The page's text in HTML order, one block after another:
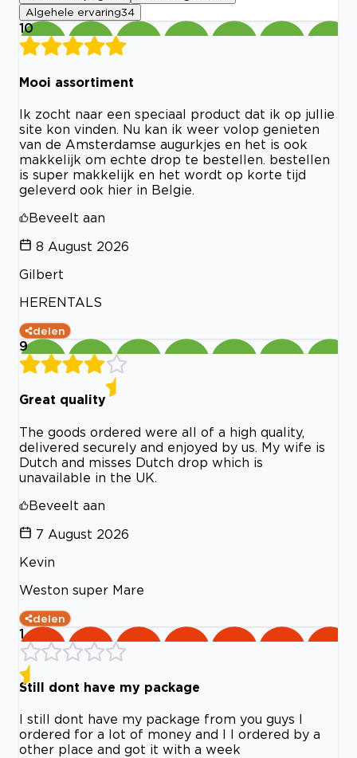
Algehele ervaring34
10
Mooi assortiment
Ik zocht naar een speciaal product dat ik op jullie
site kon vinden. Nu kan ik weer volop genieten
van de Amsterdamse augurkjes en het is ook
makkelijk om echte drop te bestellen. bestellen
is super makkelijk en het wordt op korte tijd
geleverd ook hier in Belgie.
Beveelt aan
8 August 2026
Gilbert
HERENTALS
delen
9
Great quality
The goods ordered were all of a high quality,
delivered securely and enjoyed by us. My wife is
Dutch and misses Dutch drop which is
unavailable in the UK.
Beveelt aan
7 August 2026
Kevin
Weston super Mare
delen
1
Still dont have my package
I still dont have my package from you guys I
ordered for a lot of money and I I ordered by a
other place and got it with a week